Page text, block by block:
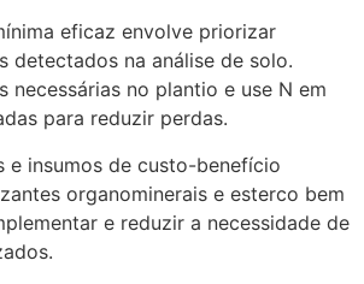
eficaz envolve priorizar
detectados na análise de solo.
necessárias no plantio e use N em
para reduzir perdas.
e insumos de custo-benefício
organominerais e esterco bem
e reduzir a necessidade de